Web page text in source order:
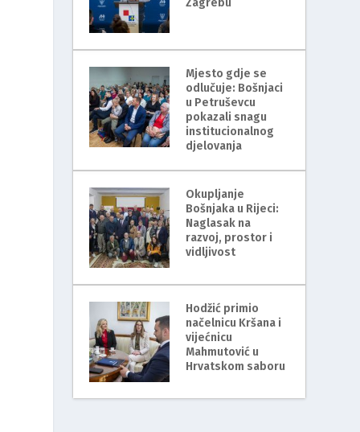
Mjesto gdje se
odlučuje: Bošnjaci
u Petruševcu
pokazali snagu
institucionalnog
djelovanja
Okupljanje
Bošnjaka u Rijeci:
Naglasak na
razvoj, prostor i
vidljivost
Hodžić primio
načelnicu Kršana i
vijećnicu
Mahmutović u
Hrvatskom saboru